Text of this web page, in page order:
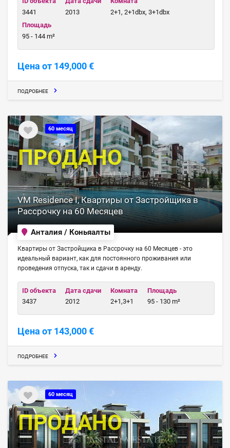
3441
2013
2+1, 2+1dbx, 3+1dbx
Площадь
95 - 144 m²
Цена от 149,000 €
ПОДРОБНЕЕ
60 месяц
VM Residence I, Квартиры от Застройщика в
Рассрочку на 60 Месяцев
Анталия / Коньяалты
Квартиры от Застройщика в Рассрочку на 60 Месяцев - это
идеальный вариант, как для постоянного проживания или
проведения отпуска, так и сдачи в аренду.
ID объекта
3437
Дата сдачи
2012
Комната
2+1,3+1
Площадь
95 - 130 m²
Цена от 143,000 €
ПРОДАНО
ПОДРОБНЕЕ
60 месяц
ПРОДАНО